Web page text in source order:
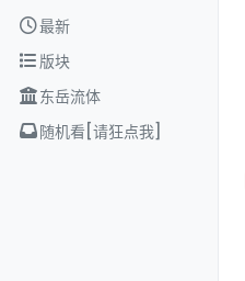
Skip to content
最新
版块
东岳流体
随机看[请狂点我]